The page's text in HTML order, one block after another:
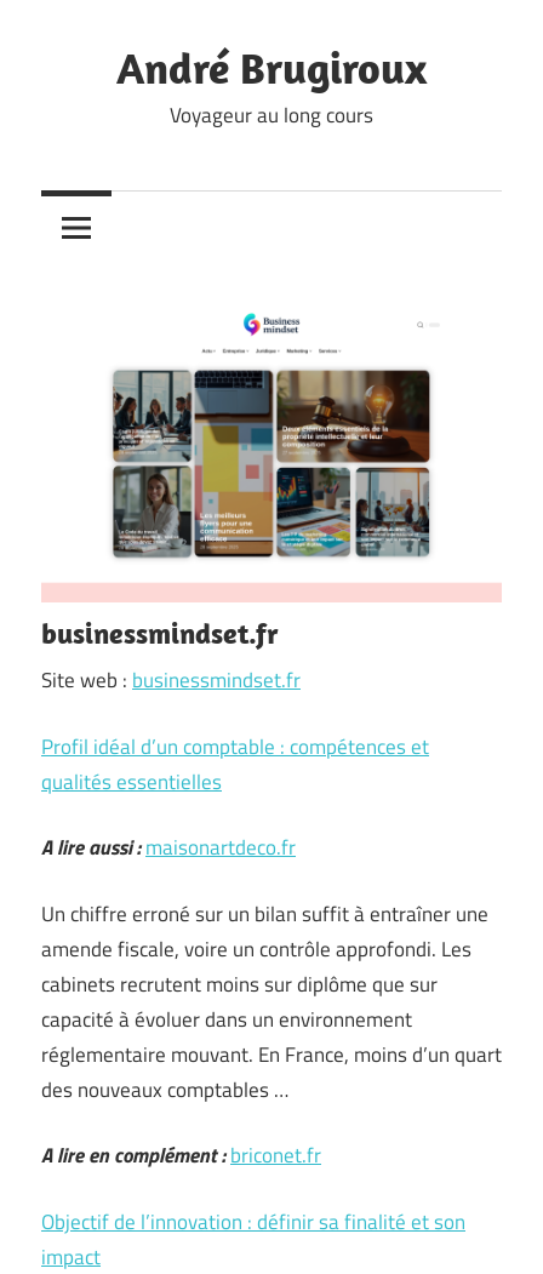
André Brugiroux
Voyageur au long cours
businessmindset.fr
Site web : businessmindset.fr
Profil idéal d’un comptable : compétences et
qualités essentielles
A lire aussi :maisonartdeco.fr
Un chiffre erroné sur un bilan suffit à entraîner une
amende fiscale, voire un contrôle approfondi. Les
cabinets recrutent moins sur diplôme que sur
capacité à évoluer dans un environnement
réglementaire mouvant. En France, moins d’un quart
des nouveaux comptables …
A lire en complément :briconet.fr
Objectif de l’innovation : définir sa finalité et son
impact